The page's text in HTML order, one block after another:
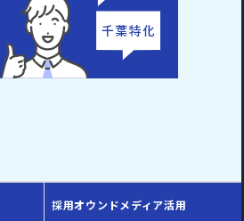
採用オウンドメディア活用